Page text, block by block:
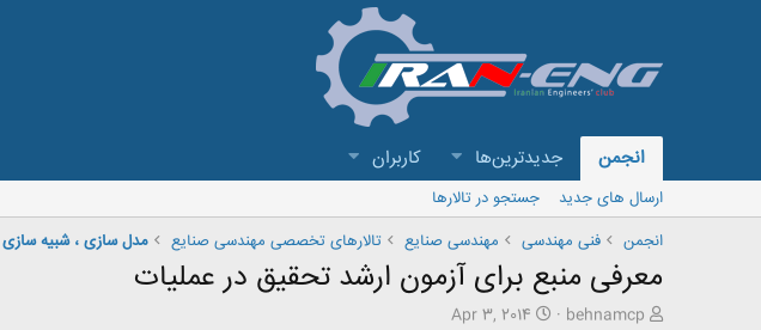
انجمن جدیدترین‌ها کاربران
ارسال های جدید
جستجو در تالارها
انجمن
فنی مهندسی مهندسی صنایع تالارهای تخصصی مهندسی صنایع مدل سازی ، شبيه
معرفی منبع برای آزمون ارشد تحقیق در عملیات
ش
behnamcp
تApr 3, 2014